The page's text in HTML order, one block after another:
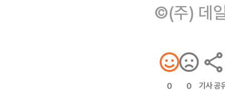
©(주) 데
0 0 기사 공